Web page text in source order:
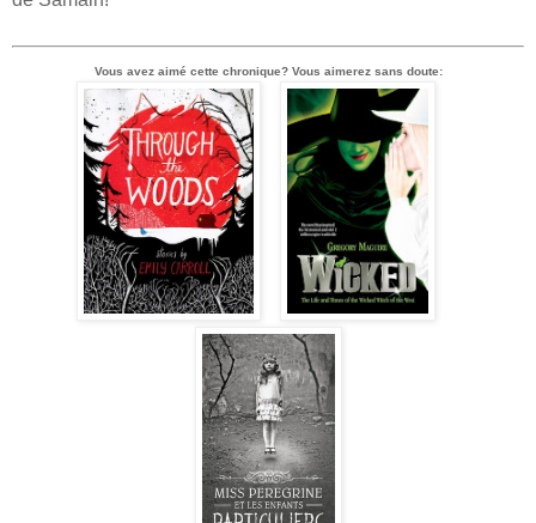
Vous avez aimé cette chronique? Vous aimerez sans doute: